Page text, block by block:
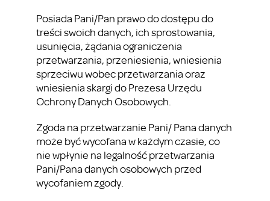
Posiada Pani/Pan prawo do dostępu do
treści swoich danych, ich sprostowania,
usunięcia, żądania ograniczenia
przetwarzania, przeniesienia, wniesienia
sprzeciwu wobec przetwarzania oraz
wniesienia skargi do Prezesa Urzędu
Ochrony Danych Osobowych.
Zgoda na przetwarzanie Pani/ Pana danych
może być wycofana w każdym czasie, co
nie wpłynie na legalność przetwarzania
Pani/Pana danych osobowych przed
wycofaniem zgody.